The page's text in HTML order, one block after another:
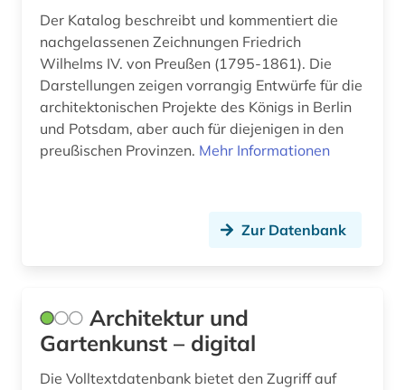
textilverarbeitung (1)
theater (2)
theologie (1)
tourismus (1)
verhaltenswissenschaften (1)
Der Katalog beschreibt und kommentiert die
nachgelassenen Zeichnungen Friedrich
Wilhelms IV. von Preußen (1795-1861). Die
Darstellungen zeigen vorrangig Entwürfe für die
architektonischen Projekte des Königs in Berlin
und Potsdam, aber auch für diejenigen in den
preußischen Provinzen. Mehr Informationen
Zur Datenbank
Architektur und
Gartenkunst – digital
Die Volltextdatenbank bietet den Zugriff auf